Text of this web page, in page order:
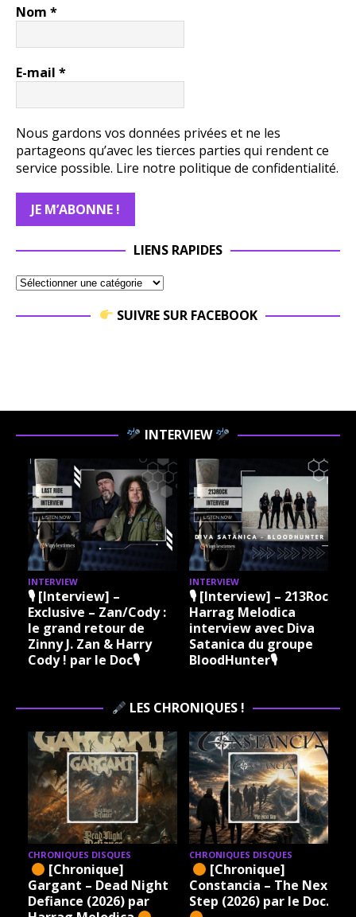
Nom *
E-mail *
Nous gardons vos données privées et ne les
partageons qu’avec les tierces parties qui rendent ce
service possible. Lire notre politique de confidentialité.
LIENS RAPIDES
SUIVRE SUR FACEBOOK
INTERVIEW
INTERVIEW
🎙 [Interview] –
Exclusive – Zan/Cody :
le grand retour de
Zinny J. Zan & Harry
Cody ! par le Doc🎙
INTERVIEW
🎙 [Interview] – 213Rock
Harrag Melodica
interview avec Diva
Satanica du groupe
BloodHunter🎙
LES CHRONIQUES !
CHRONIQUES DISQUES
[Chronique]
Gargant – Dead Night
Defiance (2026) par
CHRONIQUES DISQUES
[Chronique]
Constancia – The Next
Step (2026) par le Doc.